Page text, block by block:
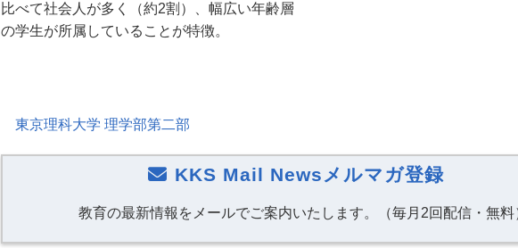
比べて社会人が多く（約2割）、幅広い年齢層
の学生が所属していることが特徴。
東京理科大学 理学部第二部
KKS Mail Newsメルマガ登録
教育の最新情報をメールでご案内いたします。（毎月2回配信・無料